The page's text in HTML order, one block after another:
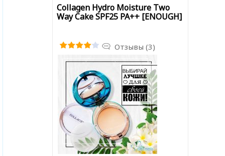
Collagen Hydro Moisture Two
Way Cake SPF25 PA++ [ENOUGH]
Отзывы (3)